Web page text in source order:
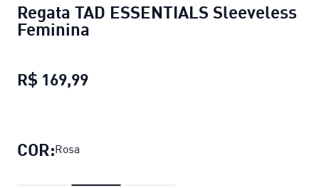
Regata TAD ESSENTIALS Sleeveless
Feminina
R$ 169,99
COR:Rosa